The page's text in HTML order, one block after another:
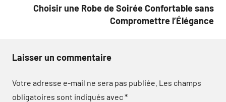
Choisir une Robe de Soirée Confortable sans
Compromettre l’Élégance
Laisser un commentaire
Votre adresse e-mail ne sera pas publiée. Les champs
obligatoires sont indiqués avec*